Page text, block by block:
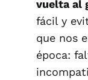
vuelta al
fácil y
que nos
época: